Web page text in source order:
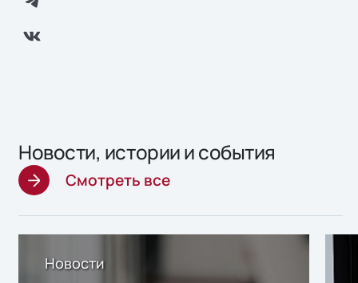
Новости, истории и события
Смотреть все
Новости